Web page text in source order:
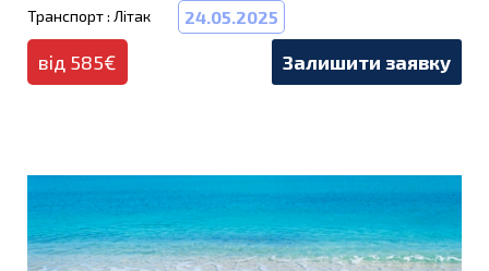
Транспорт : Літак
24.05.2025
від 585€ Залишити заявку